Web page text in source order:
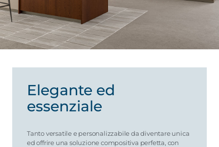
Elegante ed
essenziale
Tanto versatile e personalizzabile da diventare unica
ed offrire una soluzione compositiva perfetta, con